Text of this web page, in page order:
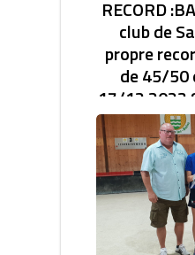
RECORD
club de
propre
de 45/50
17/12 2023
de 46/
des
RECORD DU
46/47. BARBARA